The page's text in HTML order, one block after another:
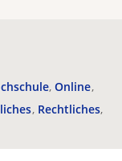
Online
Rechtliches